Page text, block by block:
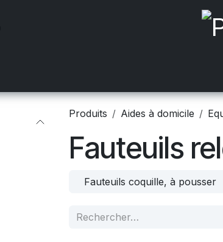
Produits Aides à domicile
Fauteuils
Fauteuils coquille, à pousser